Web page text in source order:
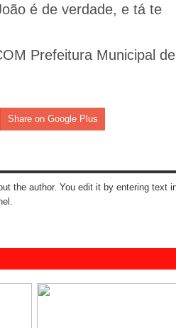
é de verdade, e tá te
Prefeitura Municipal de
Share on Google Plus
the author. You edit it by entering text